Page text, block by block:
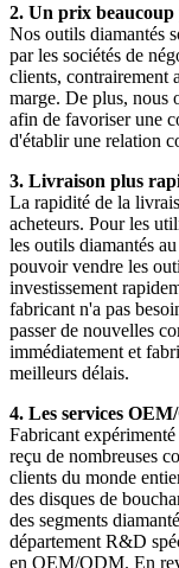
2. Un prix
Nos outils diamantés
par les sociétés de
clients, contrairement
marge. De plus, nous
afin de favoriser une
d'établir une relation
3. Livraison plus
La rapidité de la
acheteurs. Pour les
les outils diamantés
pouvoir vendre les
investissement
fabricant n'a pas
passer de nouvelles
immédiatement et
meilleurs délais.
4. Les services
Fabricant
reçu de nombreuses
clients du monde
des disques de
des segments
département R&D
en OEM/ODM. En